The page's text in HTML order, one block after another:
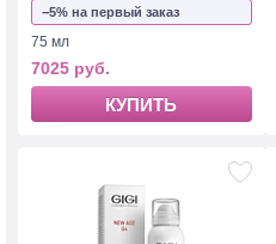
−5% на первый заказ
75 мл
7025 руб.
КУПИТЬ